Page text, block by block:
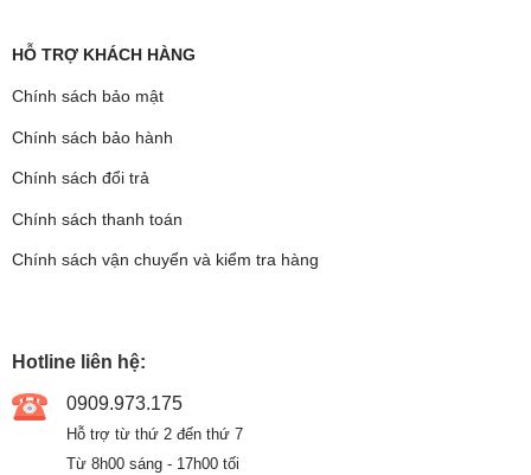
HỖ TRỢ KHÁCH HÀNG
Chính sách bảo mật
Chính sách bảo hành
Chính sách đổi trả
Chính sách thanh toán
Chính sách vận chuyển và kiểm tra hàng
Hotline liên hệ:
0909.973.175
Hỗ trợ từ thứ 2 đến thứ 7
Từ 8h00 sáng - 17h00 tối